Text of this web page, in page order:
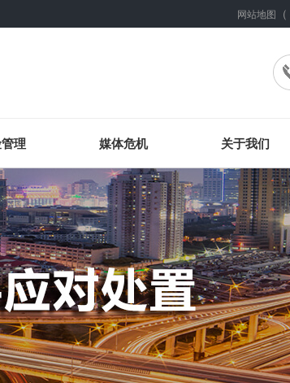
网站地图 （
理 媒体危机 关于我们